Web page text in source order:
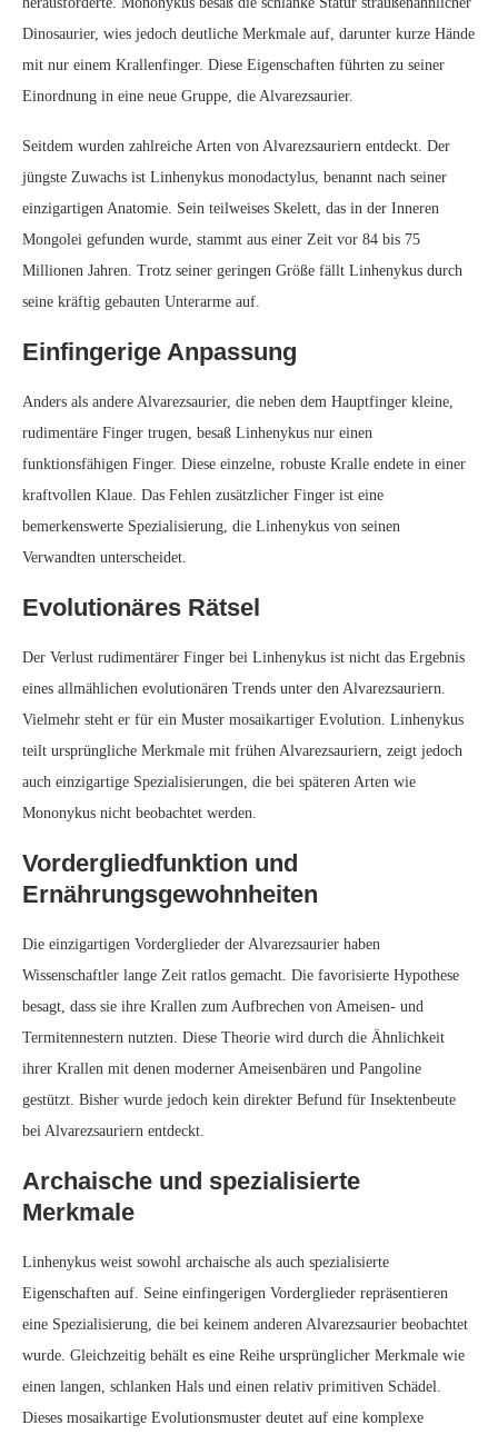
Dinosaurier, wies jedoch deutliche Merkmale auf, darunter kurze Hände
mit nur einem Krallenfinger. Diese Eigenschaften führten zu seiner
Einordnung in eine neue Gruppe, die Alvarezsaurier.
Seitdem wurden zahlreiche Arten von Alvarezsauriern entdeckt. Der
jüngste Zuwachs ist Linhenykus monodactylus, benannt nach seiner
einzigartigen Anatomie. Sein teilweises Skelett, das in der Inneren
Mongolei gefunden wurde, stammt aus einer Zeit vor 84 bis 75
Millionen Jahren. Trotz seiner geringen Größe fällt Linhenykus durch
seine kräftig gebauten Unterarme auf.
Einfingerige Anpassung
Anders als andere Alvarezsaurier, die neben dem Hauptfinger kleine,
rudimentäre Finger trugen, besaß Linhenykus nur einen
funktionsfähigen Finger. Diese einzelne, robuste Kralle endete in einer
kraftvollen Klaue. Das Fehlen zusätzlicher Finger ist eine
bemerkenswerte Spezialisierung, die Linhenykus von seinen
Verwandten unterscheidet.
Evolutionäres Rätsel
Der Verlust rudimentärer Finger bei Linhenykus ist nicht das Ergebnis
eines allmählichen evolutionären Trends unter den Alvarezsauriern.
Vielmehr steht er für ein Muster mosaikartiger Evolution. Linhenykus
teilt ursprüngliche Merkmale mit frühen Alvarezsauriern, zeigt jedoch
auch einzigartige Spezialisierungen, die bei späteren Arten wie
Mononykus nicht beobachtet werden.
Vordergliedfunktion und
Ernährungsgewohnheiten
Die einzigartigen Vorderglieder der Alvarezsaurier haben
Wissenschaftler lange Zeit ratlos gemacht. Die favorisierte Hypothese
besagt, dass sie ihre Krallen zum Aufbrechen von Ameisen- und
Termitennestern nutzten. Diese Theorie wird durch die Ähnlichkeit
ihrer Krallen mit denen moderner Ameisenbären und Pangoline
gestützt. Bisher wurde jedoch kein direkter Befund für Insektenbeute
bei Alvarezsauriern entdeckt.
Archaische und spezialisierte
Merkmale
Linhenykus weist sowohl archaische als auch spezialisierte
Eigenschaften auf. Seine einfingerigen Vorderglieder repräsentieren
eine Spezialisierung, die bei keinem anderen Alvarezsaurier beobachtet
wurde. Gleichzeitig behält es eine Reihe ursprünglicher Merkmale wie
einen langen, schlanken Hals und einen relativ primitiven Schädel.
Dieses mosaikartige Evolutionsmuster deutet auf eine komplexe